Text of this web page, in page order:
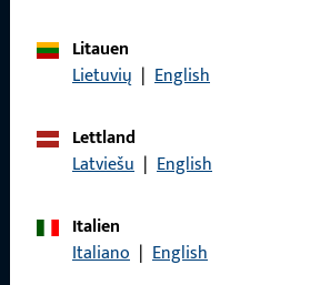
Litauen
Lietuvių | English
Lettland
Latviešu | English
Italien
Italiano | English
Allgemeines
Datenschutz